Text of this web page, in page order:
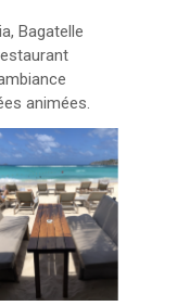
Bagatelle
animées.